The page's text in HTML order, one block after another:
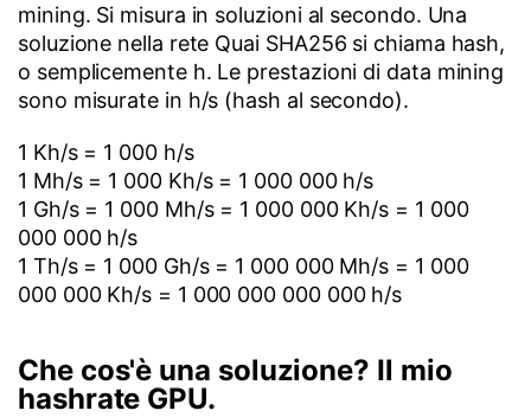
mining. Si misura in soluzioni al secondo. Una
soluzione nella rete Quai SHA256 si chiama hash,
o semplicemente h. Le prestazioni di data mining
sono misurate in h/s (hash al secondo).
1 Kh/s = 1 000 h/s
1 Mh/s = 1 000 Kh/s = 1 000 000 h/s
1 Gh/s = 1 000 Mh/s = 1 000 000 Kh/s = 1 000
000 000 h/s
1 Th/s = 1 000 Gh/s = 1 000 000 Mh/s = 1 000
000 000 Kh/s = 1 000 000 000 000 h/s
Che cos'è una soluzione? Il mio
hashrate GPU.